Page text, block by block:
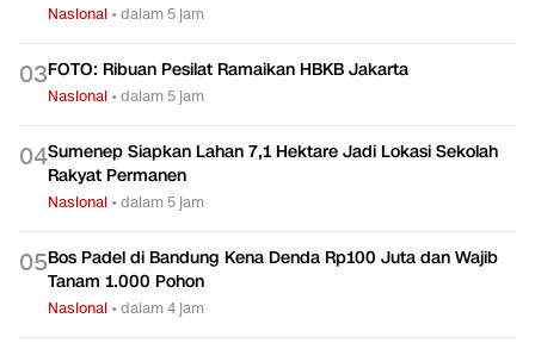
Nasional •dalam 5 jam
03FOTO: Ribuan Pesilat Ramaikan HBKB Jakarta
Nasional •dalam 5 jam
04Sumenep Siapkan Lahan 7,1 Hektare Jadi Lokasi Sekolah
Rakyat Permanen
Nasional •dalam 5 jam
05Bos Padel di Bandung Kena Denda Rp100 Juta dan Wajib
Tanam 1.000 Pohon
Nasional •dalam 4 jam